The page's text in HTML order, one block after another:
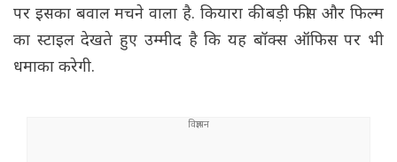
पर इसका बवाल मचने वाला है. कियारा की बड़ी फीस और फिल्म
का स्टाइल देखते हुए उम्मीद है कि यह बॉक्स ऑफिस पर भी
धमाका करेगी.